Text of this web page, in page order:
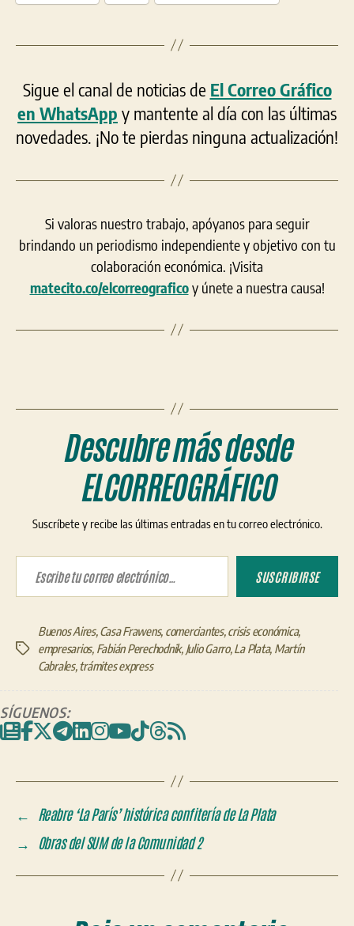
Sigue el canal de noticias de El Correo Gráfico
en WhatsApp y mantente al día con las últimas
novedades. ¡No te pierdas ninguna actualización!
Si valoras nuestro trabajo, apóyanos para seguir
brindando un periodismo independiente y objetivo con tu
colaboración económica. ¡Visita
matecito.co/elcorreograficoy únete a nuestra causa!
Descubre más desde
ELCORREOGRÁFICO
Suscríbete y recibe las últimas entradas en tu correo electrónico.
Escribe tu correo electrónico…
SUSCRIBIRSE
Etiquetas
Buenos Aires,Casa Frawens, comerciantes,crisis económica,
empresarios, Fabián Perechodnik, Julio Garro,La Plata, Martín
Cabrales,trámites express
SÍGUENOS:
←
Reabre ‘La París’ histórica confitería de La Plata
→
Obras del SUM de la Comunidad 2